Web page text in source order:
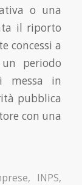
o una
il riporto
concessi a
periodo
messa in
pubblica
con una
, INPS,